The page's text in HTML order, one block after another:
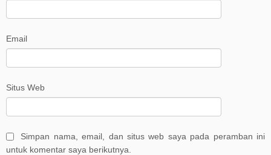
Email
Situs Web
Simpan nama, email, dan situs web saya pada peramban ini
untuk komentar saya berikutnya.